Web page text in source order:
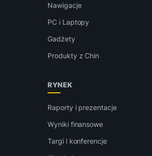
Nawigacje
PC i Laptopy
Gadżety
Produkty z Chin
RYNEK
Raporty i prezentacje
Wyniki finansowe
Targi i konferencje